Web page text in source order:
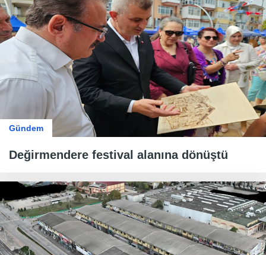
Gündem
Değirmendere festival alanına dönüştü